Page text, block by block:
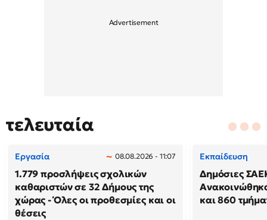
τελευταία
Εργασία 08.08.2026 - 11:07
1.779 προσλήψεις σχολικών
καθαριστών σε 32 Δήμους της
χώρας - Όλες οι προθεσμίες και οι
θέσεις
Εκπαίδευση
Δημόσιες
και 860